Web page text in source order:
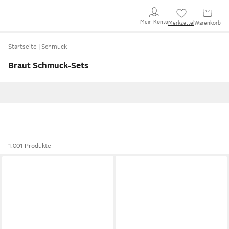
Mein KontoMerkzettel Warenkorb
Startseite Schmuck
Braut Schmuck-Sets
1.001 Produkte